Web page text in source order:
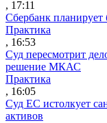
, 17:11
Сбербанк планирует
Практика
, 16:53
Суд пересмотрит
решение МКАС
Практика
, 16:05
Суд ЕС истолкует
активов